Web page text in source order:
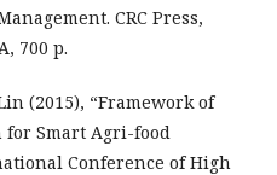
CRC Press,
700 p.
(2015), “Framework of
for Smart Agri-food
Conference of High